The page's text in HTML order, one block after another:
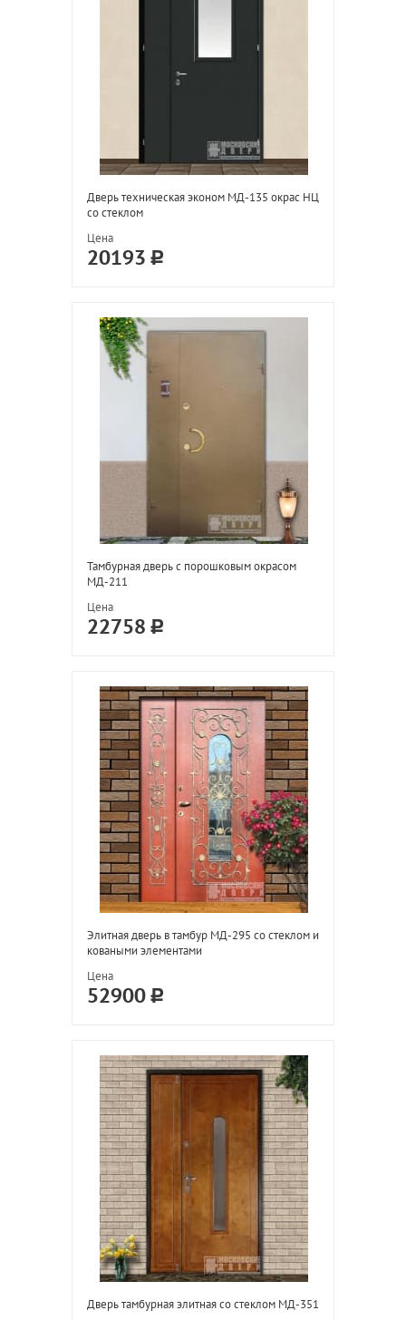
Дверь техническая эконом МД-135 окрас НЦ
со стеклом
Цена
20193
Тамбурная дверь с порошковым окрасом
МД-211
Цена
22758
Элитная дверь в тамбур МД-295 со стеклом и
коваными элементами
Цена
52900
Дверь тамбурная элитная со стеклом МД-351